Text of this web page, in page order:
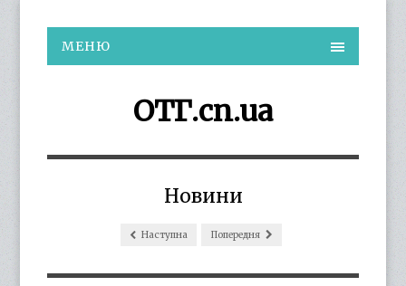
МЕНЮ
ОТГ.cn.ua
Новини
Наступна Попередня